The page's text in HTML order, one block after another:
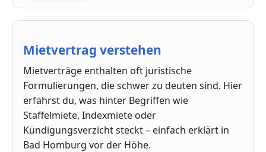
Mietvertrag verstehen
Mietverträge enthalten oft juristische
Formulierungen, die schwer zu deuten sind. Hier
erfährst du, was hinter Begriffen wie
Staffelmiete, Indexmiete oder
Kündigungsverzicht steckt – einfach erklärt in
Bad Homburg vor der Höhe.